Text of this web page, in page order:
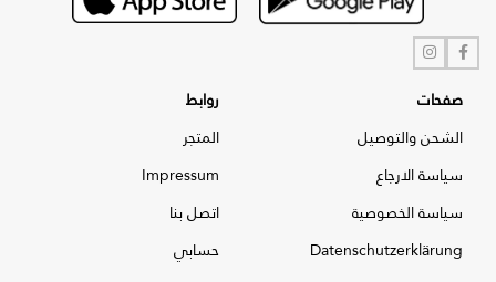
صفحات
الشحن والتوصيل
سياسة الارجاع
سياسة الخصوصية
Datenschutzerklärung
روابط
المتجر
Impressum
اتصل بنا
حسابي